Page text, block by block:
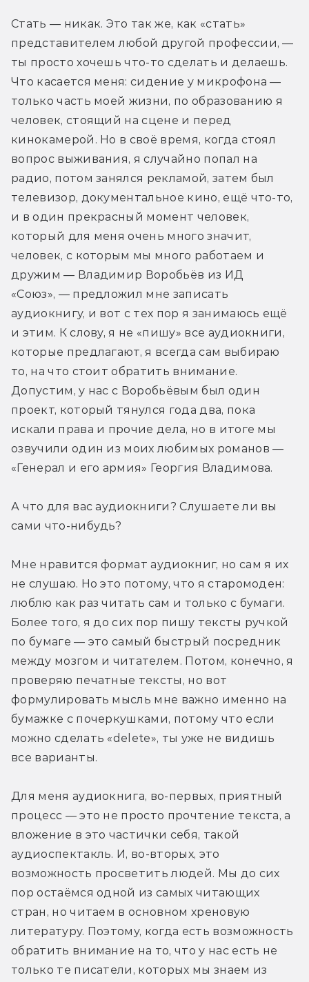
Стать — никак. Это так же, как «стать»
представителем любой другой профессии, —
ты просто хочешь что-то сделать и делаешь.
Что касается меня: сидение у микрофона —
только часть моей жизни, по образованию я
человек, стоящий на сцене и перед
кинокамерой. Но в своё время, когда стоял
вопрос выживания, я случайно попал на
радио, потом занялся рекламой, затем был
телевизор, документальное кино, ещё что-то,
и в один прекрасный момент человек,
который для меня очень много значит,
человек, с которым мы много работаем и
дружим — Владимир Воробьёв из ИД
«Союз», — предложил мне записать
аудиокнигу, и вот с тех пор я занимаюсь ещё
и этим. К слову, я не «пишу» все аудиокниги,
которые предлагают, я всегда сам выбираю
то, на что стоит обратить внимание.
Допустим, у нас с Воробьёвым был один
проект, который тянулся года два, пока
искали права и прочие дела, но в итоге мы
озвучили один из моих любимых романов —
«Генерал и его армия» Георгия Владимова.
А что для вас аудиокниги? Слушаете ли вы
сами что-нибудь?
Мне нравится формат аудиокниг, но сам я их
не слушаю. Но это потому, что я старомоден:
люблю как раз читать сам и только с бумаги.
Более того, я до сих пор пишу тексты ручкой
по бумаге — это самый быстрый посредник
между мозгом и читателем. Потом, конечно, я
проверяю печатные тексты, но вот
формулировать мысль мне важно именно на
бумажке с почеркушками, потому что если
можно сделать «delete», ты уже не видишь
все варианты.
Для меня аудиокнига, во-первых, приятный
процесс — это не просто прочтение текста, а
вложение в это частички себя, такой
аудиоспектакль. И, во-вторых, это
возможность просветить людей. Мы до сих
пор остаёмся одной из самых читающих
стран, но читаем в основном хреновую
литературу. Поэтому, когда есть возможность
обратить внимание на то, что у нас есть не
только те писатели, которых мы знаем из